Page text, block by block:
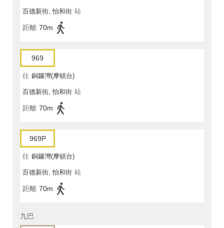
百德新街, 怡和街 站
距離 70m
969
往 銅鑼灣(摩頓台)
百德新街, 怡和街 站
距離 70m
969P
往 銅鑼灣(摩頓台)
百德新街, 怡和街 站
距離 70m
九巴